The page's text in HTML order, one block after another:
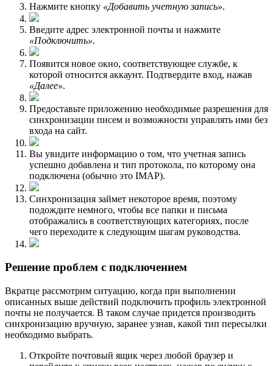
Нажмите кнопку «Добавить учетную запись».
Введите адрес электронной почты и нажмите
«Подключить».
Появится новое окно, соответствующее службе, к
которой относится аккаунт. Подтвердите вход, нажав
«Далее».
Предоставьте приложению необходимые разрешения для
синхронизации писем и возможности управлять ими без
входа на сайт.
Вы увидите информацию о том, что учетная запись
успешно добавлена и тип протокола, по которому она
подключена (обычно это IMAP).
Синхронизация займет некоторое время, поэтому
подождите немного, чтобы все папки и письма
отображались в соответствующих категориях, после
чего переходите к следующим шагам руководства.
Решение проблем с подключением
Вкрaтце рассмотрим ситуацию, когда при выполнении
описанных выше действий подключить профиль электронной
почты не получается. В таком случае придется производить
синхронизацию вручную, заранее узнав, какой тип пересылки
необходимо выбрать.
Откройте почтовый ящик через любой браузер и